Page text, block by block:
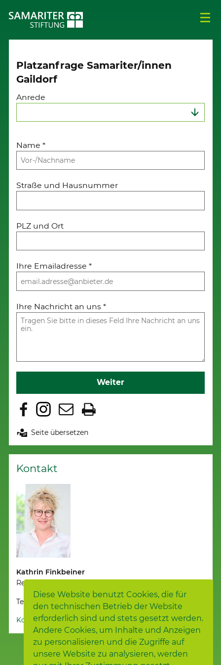
Diese Website benutzt Cookies, die für
den technischen Betrieb der Website
erforderlich sind und stets gesetzt werden.
Andere Cookies, um Inhalte und Anzeigen
zu personalisieren und die Zugriffe auf
unsere Website zu analysieren, werden
Platzanfrage Samariter/innen
Gaildorf
Anrede
Name*
Straße und Hausnummer
PLZ und Ort
Ihre Emailadresse*
Ihre Nachricht an uns*
Weiter
Seite übersetzen
Kontakt
Kathrin Finkbeiner
Regionalleitung
Telefon 07973 / 969140
Kontakt aufnehmen